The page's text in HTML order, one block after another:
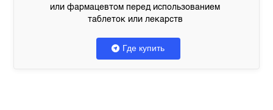
или фармацевтом перед использованием
таблеток или лекарств
Где купить